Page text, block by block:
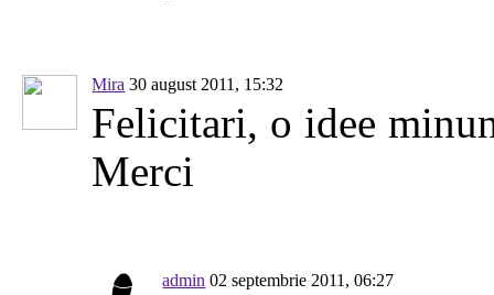
Mira 30 august 2011, 15:32
Felicitari, o idee
Merci
admin 02 septembrie 2011, 06:27